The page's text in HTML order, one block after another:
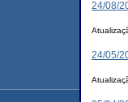
24/08/
24/05/